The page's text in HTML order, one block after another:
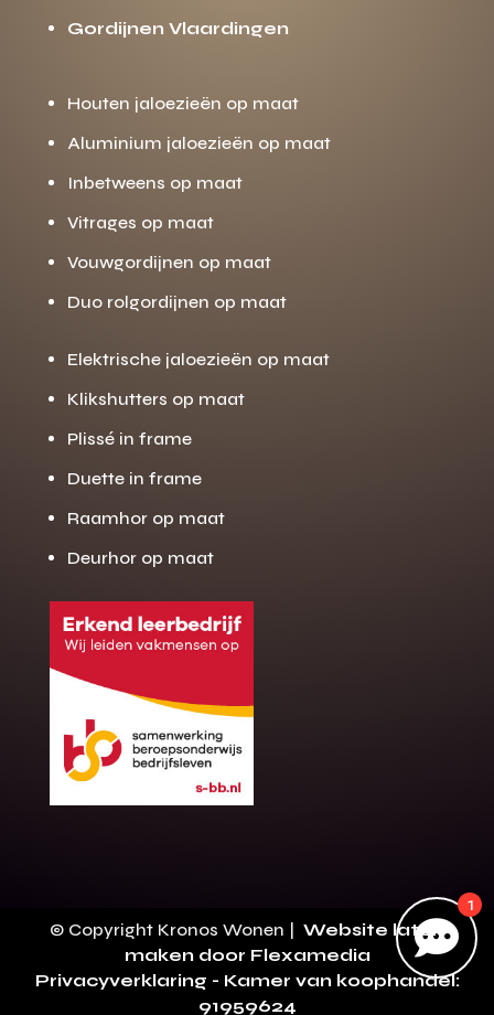
Gratis offerte
op maat?
Binnen 24 uur jouw gratis offerte
10 jaar garantie op de montage
Gratis inmeting (voorwaarden)
Volledig ontzorgd
Direct bellen
Gordijnen Vlaardingen
Houten jaloezieën op maat
Aluminium jaloezieën op maat
Inbetweens op maat
Vitrages op maat
Vouwgordijnen op maat
Duo rolgordijnen op maat
Elektrische jaloezieën op maat
Klikshutters op maat
Plissé in frame
Duette in frame
Raamhor op maat
Deurhor op maat

1
© Copyright Kronos Wonen | Website laten
maken door Flexamedia
Privacyverklaring - Kamer van koophandel:
91959624